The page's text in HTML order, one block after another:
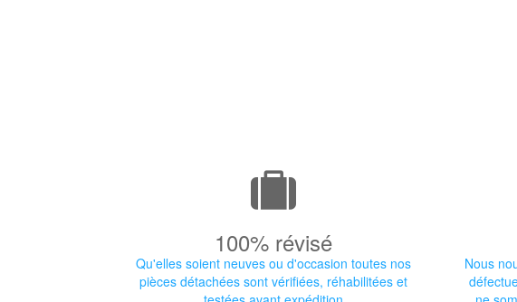
100% révisé
Qu'elles soient neuves ou d'occasion toutes nos
pièces détachées sont vérifiées, réhabilitées et
Nous